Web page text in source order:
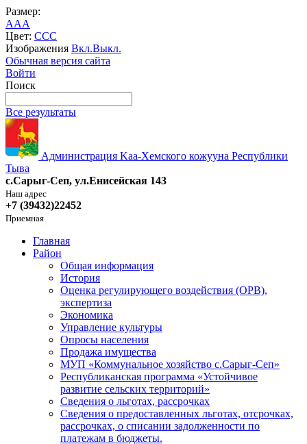
Размер:
AAA
Цвет: CCC
Изображения Вкл.Выкл.
Обычная версия сайта
Войти
Поиск
Все результаты
Администрация Kaa-Хемского кожууна Республики
Тыва
с.Сарыг-Сеп, ул.Енисейская 143
Наш адрес
+7 (39432)22452
Приемная
Главная
Район
Общая информация
История
Оценка регулирующего воздействия (ОРВ),
экспертиза
Экономика
Управление культуры
Опросы населения
Продажа имущества
МУП «Коммунальное хозяйство с.Сарыг-Сеп»
Республиканская программа «Устойчивое
развитие сельских территорий»
Сведения о льготах, рассрочках
Сведения о предоставленных льготах, отсрочках,
рассрочках, о списании задолженности по
платежам в бюджеты.